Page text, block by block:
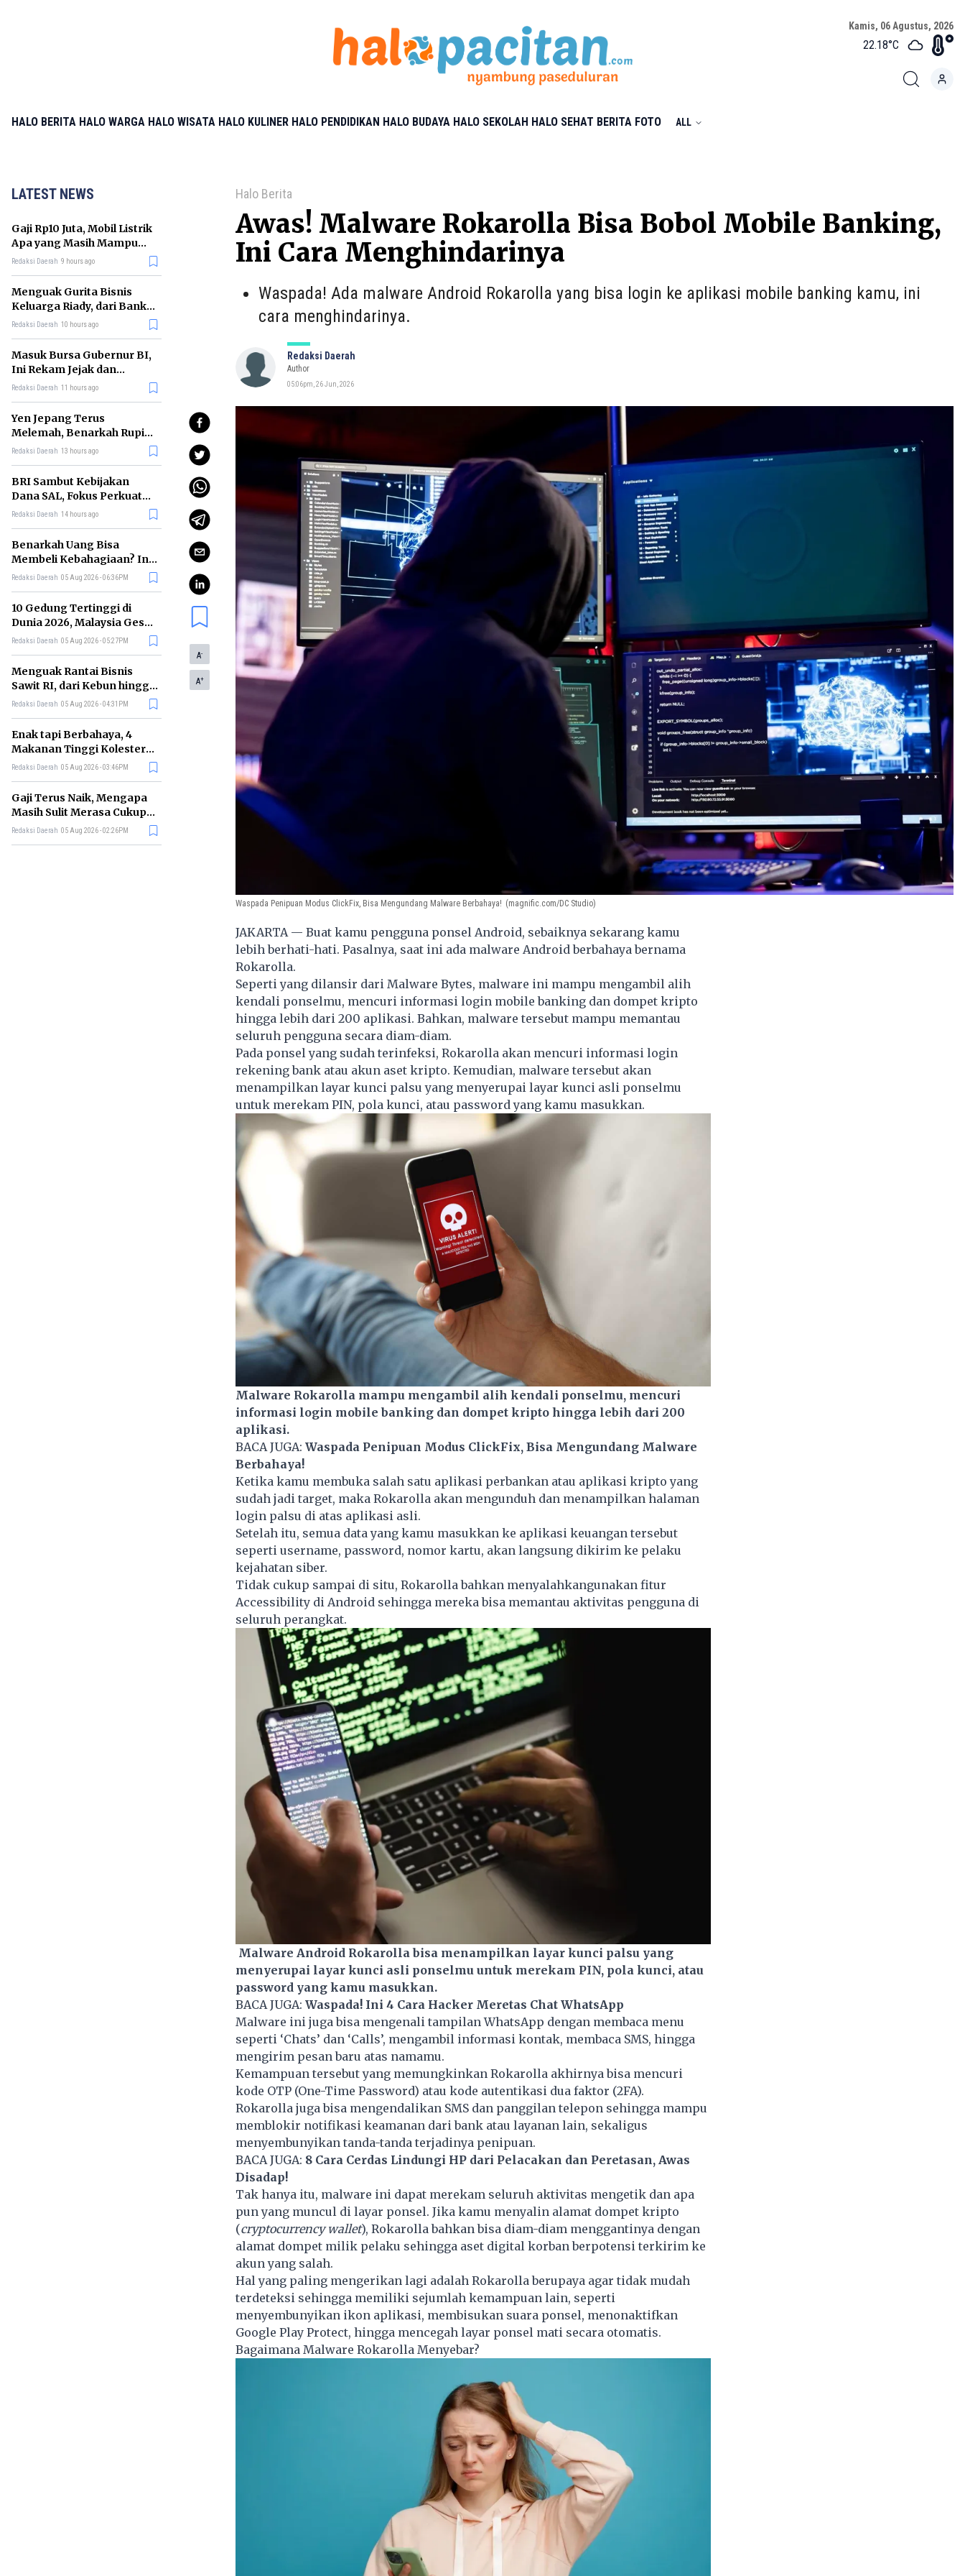
Kamis, 06 Agustus, 2026
22.18°C
HALO BERITA HALO WARGA HALO WISATA HALO KULINER HALO PENDIDIKAN HALO BUDAYA HALO SEKOLAH HALO SEHAT BERITA FOTO ALL
LATEST NEWS
Gaji Rp10 Juta, Mobil Listrik
Apa yang Masih Mampu
Dibeli di GIIAS 2026?
Redaksi Daerah 9 hours ago
Menguak Gurita Bisnis
Keluarga Riady, dari Bank
hingga Rumah Sakit
Redaksi Daerah 10 hours ago
Masuk Bursa Gubernur BI,
Ini Rekam Jejak dan
Kontroversi Burhanuddin
Redaksi Daerah 11 hours ago
Yen Jepang Terus
Melemah, Benarkah Rupiah
Terancam Bernasib Sama?
Redaksi Daerah 13 hours ago
BRI Sambut Kebijakan
Dana SAL, Fokus Perkuat
Kredit UMKM dan Sektor
Redaksi Daerah 14 hours ago
Benarkah Uang Bisa
Membeli Kebahagiaan? Ini
Penjelasan Ilmu Ekonomi
Redaksi Daerah 05 Aug 2026 - 06:36PM
10 Gedung Tertinggi di
Dunia 2026, Malaysia Geser
China ke Posisi Kedua
Redaksi Daerah 05 Aug 2026 - 05:27PM
Menguak Rantai Bisnis
Sawit RI, dari Kebun hingga
Jadi Minyak Goreng
Redaksi Daerah 05 Aug 2026 - 04:31PM
Enak tapi Berbahaya, 4
Makanan Tinggi Kolesterol
Ini Sebaiknya Dibatasi
Redaksi Daerah 05 Aug 2026 - 03:46PM
Gaji Terus Naik, Mengapa
Masih Sulit Merasa Cukup?
Ini Penjelasannya
Redaksi Daerah 05 Aug 2026 - 02:26PM
Halo Berita
Awas! Malware Rokarolla Bisa Bobol Mobile Banking,
Ini Cara Menghindarinya
Waspada! Ada malware Android Rokarolla yang bisa login ke aplikasi mobile banking kamu, ini
cara menghindarinya.
Redaksi Daerah
Author
05:06pm, 26 Jun, 2026
A-
A+
Waspada Penipuan Modus ClickFix, Bisa Mengundang Malware Berbahaya! (magnific.com/DC Studio)
JAKARTA — Buat kamu pengguna ponsel Android, sebaiknya sekarang kamu
lebih berhati-hati. Pasalnya, saat ini ada malware Android berbahaya bernama
Rokarolla.
Seperti yang dilansir dari Malware Bytes, malware ini mampu mengambil alih
kendali ponselmu, mencuri informasi login mobile bankingdan dompet kripto
hingga lebih dari 200 aplikasi. Bahkan, malware tersebut mampu memantau
seluruh pengguna secara diam-diam.
Pada ponsel yang sudah terinfeksi, Rokarolla akan mencuri informasi login
rekening bank atau akun aset kripto. Kemudian, malware tersebut akan
menampilkan layar kunci palsu yang menyerupai layar kunci asli ponselmu
untuk merekam PIN, pola kunci, atau password yang kamu masukkan.
Malware Rokarolla mampu mengambil alih kendali ponselmu, mencuri
informasi login mobile banking dan dompet kripto hingga lebih dari 200
aplikasi.
BACA JUGA: Waspada Penipuan Modus ClickFix, Bisa Mengundang Malware
Berbahaya!
Ketika kamu membuka salah satu aplikasi perbankan atau aplikasi kripto yang
sudah jadi target, maka Rokarolla akan mengunduh dan menampilkan halaman
login palsu di atas aplikasi asli.
Setelah itu, semua data yang kamu masukkan ke aplikasi keuangan tersebut
seperti username, password, nomor kartu, akan langsung dikirim ke pelaku
kejahatan siber.
Tidak cukup sampai di situ, Rokarolla bahkan menyalahkangunakan fitur
Accessibility di Android sehingga mereka bisa memantau aktivitas pengguna di
seluruh perangkat.
Malware Android Rokarolla bisa menampilkan layar kunci palsu yang
menyerupai layar kunci asli ponselmu untuk merekam PIN, pola kunci, atau
password yang kamu masukkan.
BACA JUGA: Waspada! Ini 4 Cara Hacker Meretas Chat WhatsApp
Malware ini juga bisa mengenali tampilan WhatsApp dengan membaca menu
seperti ‘Chats’ dan ‘Calls’, mengambil informasi kontak, membaca SMS, hingga
mengirim pesan baru atas namamu.
Kemampuan tersebut yang memungkinkan Rokarolla akhirnya bisa mencuri
kode OTP (One-Time Password) atau kode autentikasi dua faktor (2FA).
Rokarolla juga bisa mengendalikan SMS dan panggilan telepon sehingga mampu
memblokir notifikasi keamanan dari bank atau layanan lain, sekaligus
menyembunyikan tanda-tanda terjadinya penipuan.
BACA JUGA: 8 Cara Cerdas Lindungi HP dari Pelacakan dan Peretasan, Awas
Disadap!
Tak hanya itu, malware ini dapat merekam seluruh aktivitas mengetik dan apa
pun yang muncul di layar ponsel. Jika kamu menyalin alamat dompet kripto
(cryptocurrency wallet), Rokarolla bahkan bisa diam-diam menggantinya dengan
alamat dompet milik pelaku sehingga aset digital korban berpotensi terkirim ke
akun yang salah.
Hal yang paling mengerikan lagi adalah Rokarolla berupaya agar tidak mudah
terdeteksi sehingga memiliki sejumlah kemampuan lain, seperti
menyembunyikan ikon aplikasi, membisukan suara ponsel, menonaktifkan
Google Play Protect, hingga mencegah layar ponsel mati secara otomatis.
Bagaimana Malware Rokarolla Menyebar?